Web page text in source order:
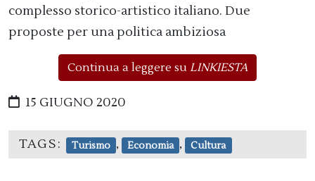
complesso storico-artistico italiano. Due
proposte per una politica ambiziosa
Continua a leggere su LINKIESTA
15 GIUGNO 2020
TAGS: Turismo , Economia , Cultura